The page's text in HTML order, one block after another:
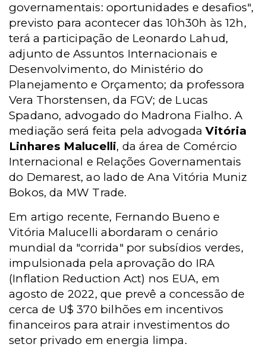
governamentais: oportunidades e desafios",
previsto para acontecer das 10h30h às 12h,
terá a participação de Leonardo Lahud,
adjunto de Assuntos Internacionais e
Desenvolvimento, do Ministério do
Planejamento e Orçamento; da professora
Vera Thorstensen, da FGV; de Lucas
Spadano, advogado do Madrona Fialho. A
mediação será feita pela advogadaVitória
Linhares Malucelli, da área de Comércio
Internacional e Relações Governamentais
do Demarest, ao lado de Ana Vitória Muniz
Bokos, da MW Trade.
Em artigo recente, Fernando Bueno e
Vitória Malucelli abordaram o cenário
mundial da "corrida" por subsídios verdes,
impulsionada pela aprovação do IRA
(Inflation Reduction Act) nos EUA, em
agosto de 2022, que prevê a concessão de
cerca de U$ 370 bilhões em incentivos
financeiros para atrair investimentos do
setor privado em energia limpa.